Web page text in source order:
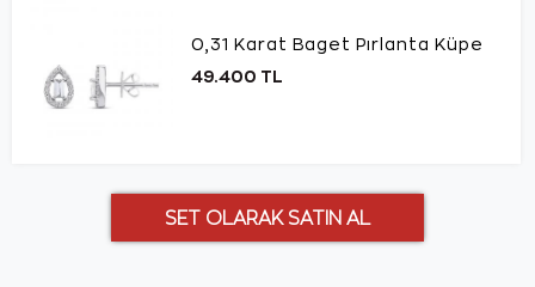
0,31 Karat Baget Pırlanta Küpe
49.400 TL